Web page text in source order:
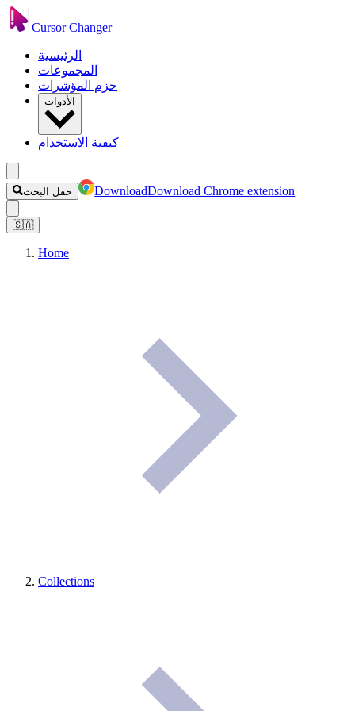
Cursor Changer
الرئيسية
المجموعات
حزم المؤشرات
الأدوات
كيفية الاستخدام
حقل البحث DownloadDownload Chrome extension
🇸🇦
Home
Collections